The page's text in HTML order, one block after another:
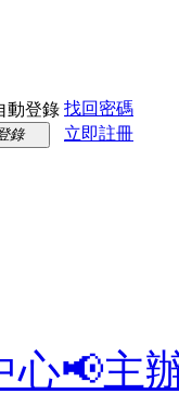
動登錄 找回密碼
錄 立即註冊
心📢主